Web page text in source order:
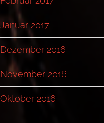
Januar 2017
Dezember 2016
November 2016
Oktober 2016